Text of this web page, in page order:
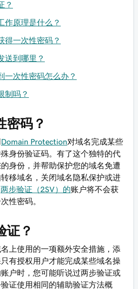
？
作原理是什么？
得一次性密码？
送到哪里？
一次性密码怎么办？
制吗？
密码？
Domain Protection对域名完成某些
身份验证码。有了这个独特的代
身份，并帮助保护您的域名免遭
移域名，关闭域名隐私保护或进
两步验证（2SV）的账户将不会获
性密码。
证？
上使用的一项额外安全措施，添
有授权用户才能完成某些域名操
户时，您可能听说过两步验证或
证使用相同的辅助验证方法概